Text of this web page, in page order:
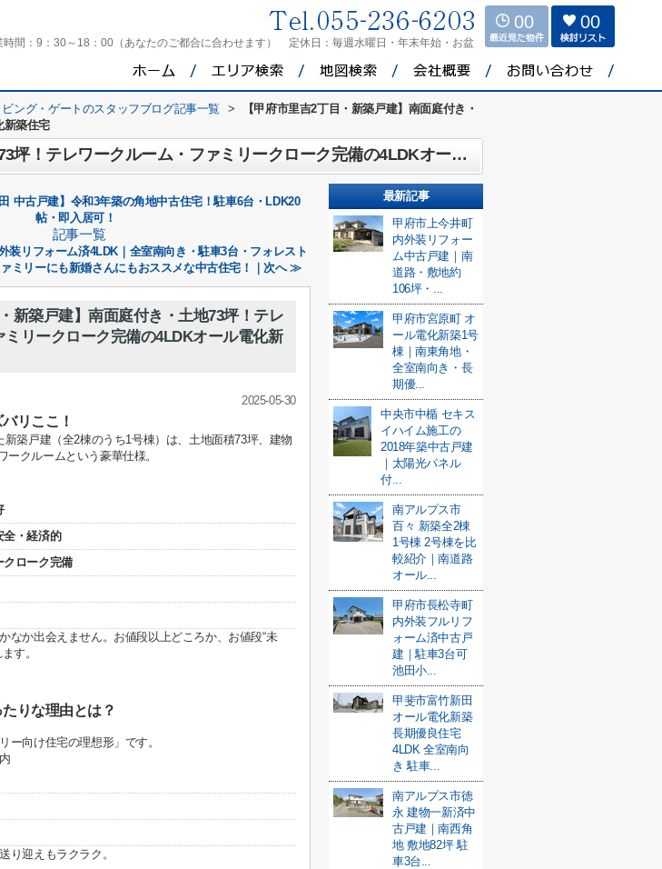
間： 9：30～18：00（あなたのご都合に合わせます） 定休日： 毎週水曜日・年末年始・お盆
00 00
ング・ゲートのスタッフブログ記事一覧 >
【甲府市里吉2丁目・新築戸建】南面庭付き・
新築住宅
【甲府市里吉2丁目・新築戸建】南面庭付き・土地73坪！テレワークルーム・ファミリークローク完備の4LDKオール電化新築住宅
中古戸建】令和3年築の角地中古住宅！駐車6台・LDK20
帖・即入居可！
記事一覧
装リフォーム済4LDK｜全室南向き・駐車3台・フォレスト
ミリーにも新婚さんにもおススメな中古住宅！｜次へ ≫
新築戸建】南面庭付き・土地73坪！テレ
ミリークローク完備の4LDKオール電化新
2025-05-30
リここ！
築戸建（全2棟のうち1号棟）は、土地面積73坪、建物
ークルームという豪華仕様。
全・経済的
クローク完備
なか出会えません。お値段以上どころか、お値段“未
す。
りな理由とは？
ー向け住宅の理想形」です。
り迎えもラクラク。
最新記事
甲府市上今井町
内外装リフォー
ム中古戸建｜南
道路・敷地約
106坪・...
甲府市宮原町 オ
ール電化新築1号
棟｜南東角地・
全室南向き・長
期優...
中央市中楯 セキス
イハイム施工の
2018年築中古戸建
｜太陽光パネル
付...
南アルプス市
百々 新築全2棟
1号棟 2号棟を比
較紹介｜南道路
オール...
甲府市長松寺町
内外装フルリフ
ォーム済中古戸
建｜駐車3台可
池田小...
甲斐市富竹新田
オール電化新築
長期優良住宅
4LDK 全室南向
き 駐車...
南アルプス市徳
永 建物一新済中
古戸建｜南西角
地 敷地82坪 駐
車3台...